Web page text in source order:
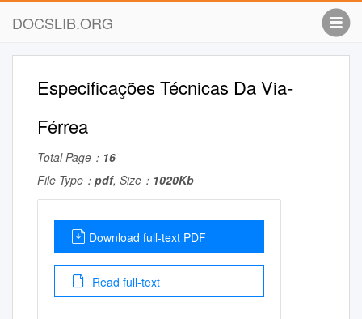
DOCSLIB.ORG
Especificações Técnicas Da Via-
Férrea
Total Page： 16
File Type： pdf, Size： 1020Kb
Download full-text PDF
Read full-text